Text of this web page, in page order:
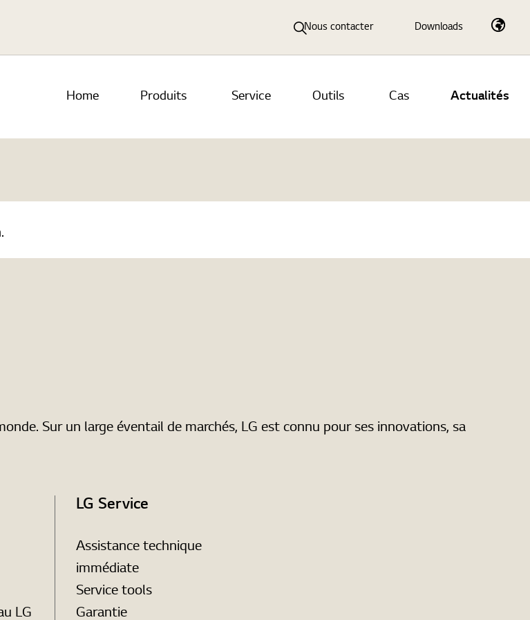
Home Produits Service Outils Cas Actualités
Nous contacter Downloads
Sur un large éventail de marchés, LG est connu pour ses innovations, sa
LG
LG Service
Assistance technique
immédiate
Service tools
Garantie